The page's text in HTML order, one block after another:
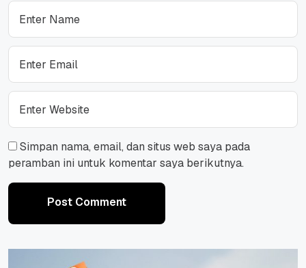
Simpan nama, email, dan situs web saya pada
peramban ini untuk komentar saya berikutnya.
Post Comment